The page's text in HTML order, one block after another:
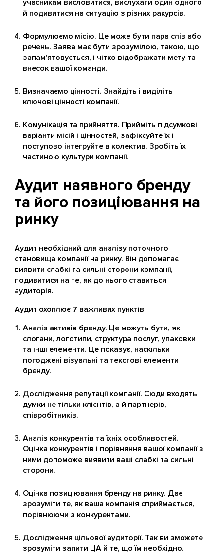
учасникам висловитися, вислухати один одного
й подивитися на ситуацію з різних ракурсів.
Формулюємо місію. Це може бути пара слів або
речень. Заява має бути зрозумілою, такою, що
запам’ятовується, і чітко відображати мету та
внесок вашої команди.
Визначаємо цінності. Знайдіть і виділіть
ключові цінності компанії.
Комунікація та прийняття. Прийміть підсумкові
варіанти місій і цінностей, зафіксуйте їх і
поступово інтегруйте в колектив. Зробіть їх
частиною культури компанії.
Аудит наявного бренду
та його позиціювання на
ринку
Аудит необхідний для аналізу поточного
становища компанії на ринку. Він допомагає
виявити слабкі та сильні сторони компанії,
подивитися на те, як до нього ставиться
аудиторія.
Аудит охоплює 7 важливих пунктів:
Аналіз активів бренду. Це можуть бути, як
слогани, логотипи, структура послуг, упаковки
та інші елементи. Це показує, наскільки
погоджені візуальні та текстові елементи
бренду.
Дослідження репутації компанії. Сюди входять
думки не тільки клієнтів, а й партнерів,
співробітників.
Аналіз конкурентів та їхніх особливостей.
Оцінка конкурентів і порівняння вашої компанії з
ними допоможе виявити ваші слабкі та сильні
сторони.
Оцінка позиціювання бренду на ринку. Дає
зрозуміти те, як ваша компанія сприймається,
порівнюючи з конкурентами.
Дослідження цільової аудиторії. Так ви зможете
зрозуміти запити ЦА й те, що їм необхідно.